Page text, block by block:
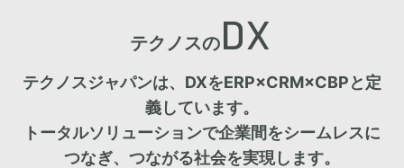
テクノスのDX
テクノスジャパンは、DXをERP×CRM×CBPと定
義しています。
トータルソリューションで企業間をシームレスに
つなぎ、つながる社会を実現します。